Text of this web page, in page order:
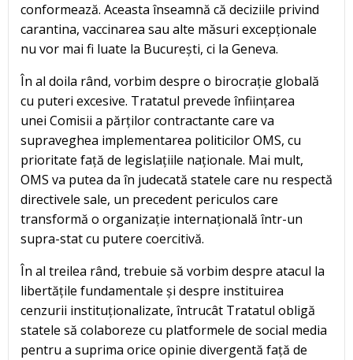
conformează. Aceasta înseamnă că deciziile privind
carantina, vaccinarea sau alte măsuri excepționale
nu vor mai fi luate la București, ci la Geneva.
În al doila rând, vorbim despre o birocrație globală
cu puteri excesive. Tratatul prevede înființarea
unei Comisii a părților contractante care va
supraveghea implementarea politicilor OMS, cu
prioritate față de legislațiile naționale. Mai mult,
OMS va putea da în judecată statele care nu respectă
directivele sale, un precedent periculos care
transformă o organizație internațională într-un
supra-stat cu putere coercitivă.
În al treilea rând, trebuie să vorbim despre atacul la
libertățile fundamentale și despre instituirea
cenzurii instituționalizate, întrucât Tratatul obligă
statele să colaboreze cu platformele de social media
pentru a suprima orice opinie divergentă față de